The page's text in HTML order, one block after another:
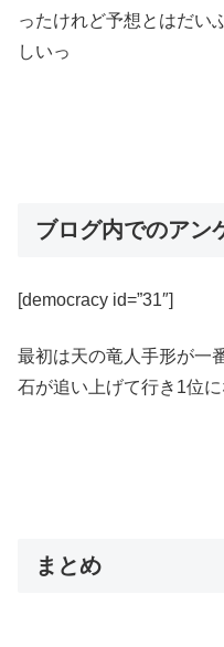
ったけれど予想とはだい
しいっ
ブログ内でのアン
[democracy id=”31″]
最初は天の竜人手形が一
石が追い上げて行き1位に
まとめ